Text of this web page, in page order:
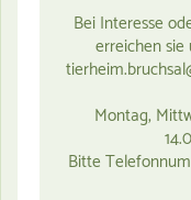
Bei Interesse
erreichen
Montag,
Bitte